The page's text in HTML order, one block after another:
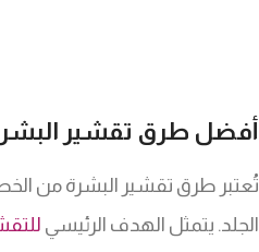
أفضل طرق تقشير
تُعتبر طرق تقشير البشرة من
الجلد. يتمثل الهدف الرئيسي